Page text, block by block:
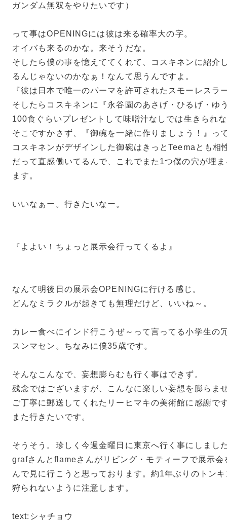
ガンダム無双をやりたいです）
って事はOPENINGには彼は来る確率大の字。
オイバも来るのかな。来そうだな。
そしたら僕の事を憶えててくれて、コスキネンに紹介
るんじゃないのかなぁ！なんて思うんですよ。
『彼は日本で唯一のパーマを許可されたスモーレスラ
そしたらコスキネンに『永谷園のあさげ・ひるげ・ゆ
100食ぐらいプレゼントして味噌汁なしでは生きられ
そこですかさず、『御碗を一緒に作りましょう！』っ
コスキネンがデザインした御碗はきっとTeemaとも相
だって直感働いてるんで、これでまた1つ僕の穴が埋
ます。
いいなぁー。行きたいなー。
『よよい！ちょっと展示会行ってくるよ』
なんて明後日の展示会OPENINGに行ける感じ。
どんなミラクルが起きても無理だけど、いいね～。
カレー食べにインド行こうぜ～って言ってる小学生の
スンマセン。ちなみに僕35歳です。
そんなこんなで、妄想膨らむも行く事はできず。
残念ではございますが、こんなに楽しい妄想を膨らま
ご丁寧に郵送してくれたリーヒマキの美術館に感謝で
また行きたいです。
そうそう。珍しく今週金曜日に東京へ行く事にしまし
grafさんとflameさんがリビング・モティーフで展示会
んで見に行こうと思っております。約1年ぶりのトン
狩られないように注意します。
text:シャチョウ